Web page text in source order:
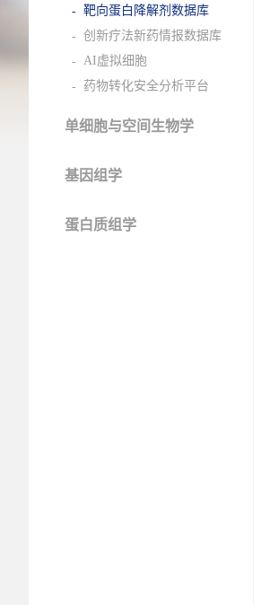
靶向蛋白降解剂数据库
创新疗法新药情报数据库
AI虚拟细胞
药物转化安全分析平台
单细胞与空间生物学
基因组学
蛋白质组学